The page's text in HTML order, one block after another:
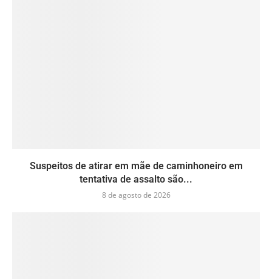
Suspeitos de atirar em mãe de caminhoneiro em
tentativa de assalto são...
8 de agosto de 2026